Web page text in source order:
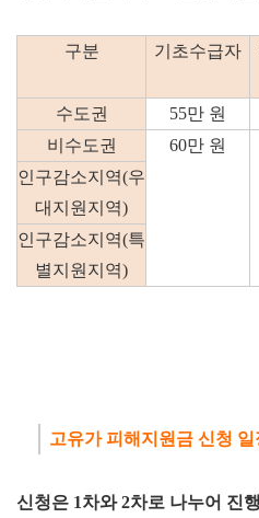
구분 기초수급자
수도권 55만 원
비수도권
60만 원
인구감소지역(우
대지원지역)
인구감소지역(특
별지원지역)
고유가 피해지원금 신청 일
신청은 1차와2차로 나누어 진